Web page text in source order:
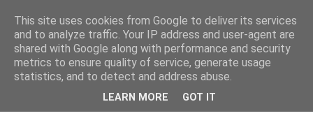
This site uses cookies from Google to deliver its services
and to analyze traffic. Your IP address and user-agent are
shared with Google along with performance and security
metrics to ensure quality of service, generate usage
statistics, and to detect and address abuse.
LEARN MORE GOT IT